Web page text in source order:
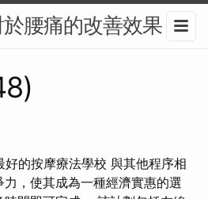
腰痛的改善效果
好的按摩療法學校 與其他程序相
，使其成為一種經濟實惠的選